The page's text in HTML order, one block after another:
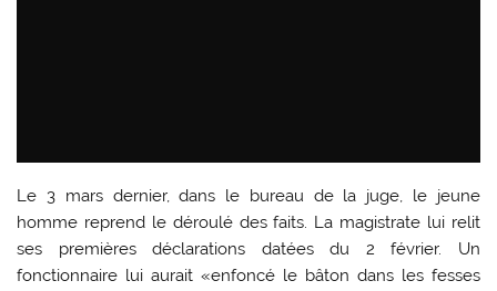
Le 3 mars dernier, dans le bureau de la juge, le jeune
homme reprend le déroulé des faits. La magistrate lui relit
ses premières déclarations datées du 2 février. Un
fonctionnaire lui aurait «enfoncé le bâton dans les fesses